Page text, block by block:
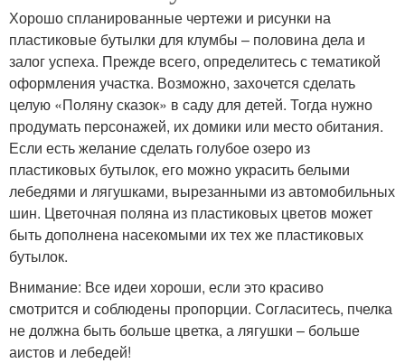
Хорошо спланированные чертежи и рисунки на
пластиковые бутылки для клумбы – половина дела и
залог успеха. Прежде всего, определитесь с тематикой
оформления участка. Возможно, захочется сделать
целую «Поляну сказок» в саду для детей. Тогда нужно
продумать персонажей, их домики или место обитания.
Если есть желание сделать голубое озеро из
пластиковых бутылок, его можно украсить белыми
лебедями и лягушками, вырезанными из автомобильных
шин. Цветочная поляна из пластиковых цветов может
быть дополнена насекомыми их тех же пластиковых
бутылок.
Внимание: Все идеи хороши, если это красиво
смотрится и соблюдены пропорции. Согласитесь, пчелка
не должна быть больше цветка, а лягушки – больше
аистов и лебедей!